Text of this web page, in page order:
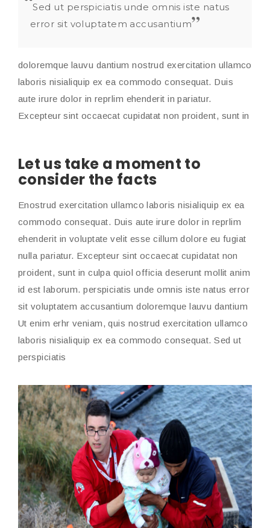
Sed ut perspiciatis unde omnis iste natus
error sit voluptatem accusantium
doloremque lauvu dantium nostrud exercitation ullamco
laboris nisialiquip ex ea commodo consequat. Duis
aute irure dolor in reprlim ehenderit in pariatur.
Excepteur sint occaecat cupidatat non proident, sunt in
Let us take a moment to
consider the facts
Enostrud exercitation ullamco laboris nisialiquip ex ea
commodo consequat. Duis aute irure dolor in reprlim
ehenderit in voluptate velit esse cillum dolore eu fugiat
nulla pariatur. Excepteur sint occaecat cupidatat non
proident, sunt in culpa quiol officia deserunt mollit anim
id est laborum. perspiciatis unde omnis iste natus error
sit voluptatem accusantium doloremque lauvu dantium
Ut enim erhr veniam, quis nostrud exercitation ullamco
laboris nisialiquip ex ea commodo consequat. Sed ut
perspiciatis